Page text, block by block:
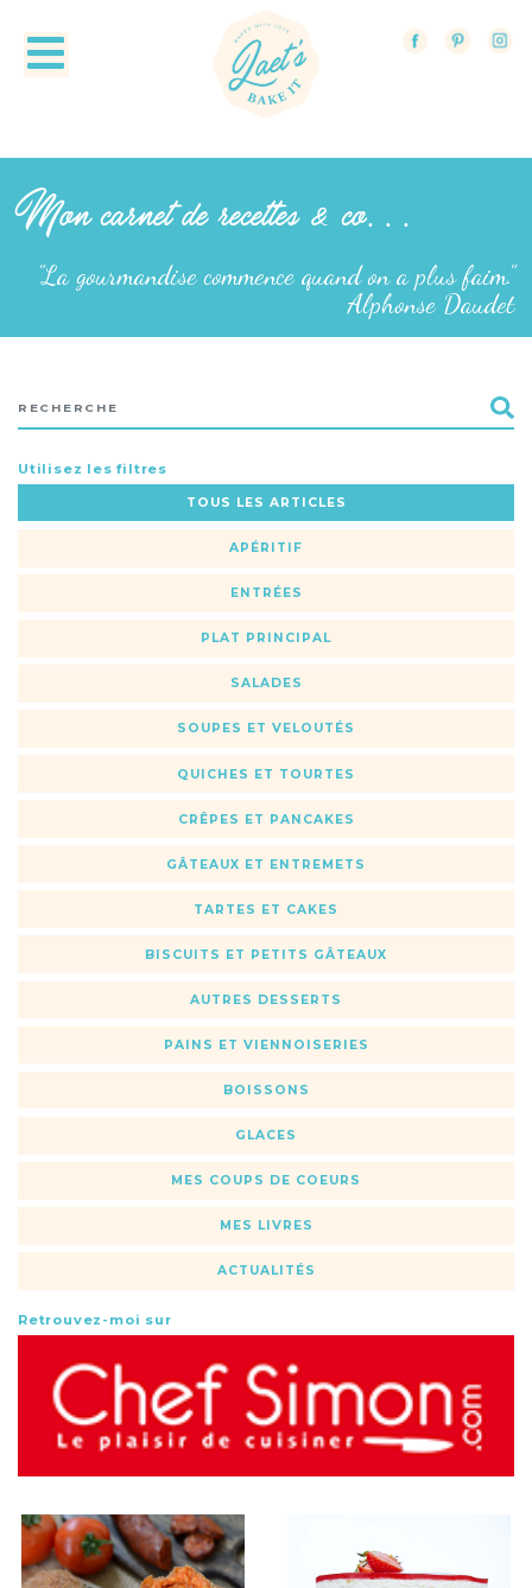
Mon carnet de recettes & co...
"La gourmandise commence quand on a plus faim."
Alphonse Daudet
Utilisez les filtres
TOUS LES ARTICLES
APÉRITIF
ENTRÉES
PLAT PRINCIPAL
SALADES
SOUPES ET VELOUTÉS
QUICHES ET TOURTES
CRÊPES ET PANCAKES
GÂTEAUX ET ENTREMETS
TARTES ET CAKES
BISCUITS ET PETITS GÂTEAUX
AUTRES DESSERTS
PAINS ET VIENNOISERIES
BOISSONS
GLACES
MES COUPS DE COEURS
MES LIVRES
ACTUALITÉS
Retrouvez-moi sur